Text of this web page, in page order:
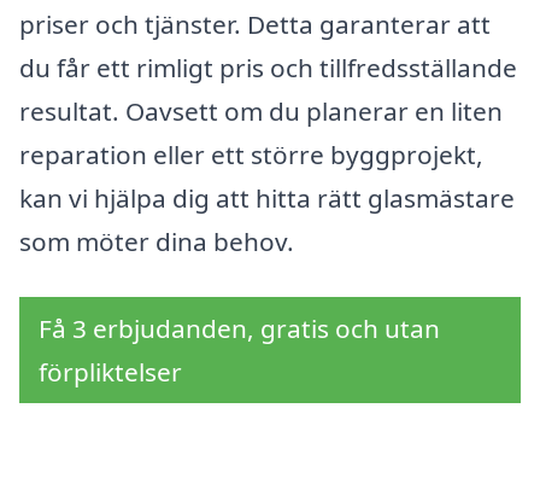
priser och tjänster. Detta garanterar att
du får ett rimligt pris och tillfredsställande
resultat. Oavsett om du planerar en liten
reparation eller ett större byggprojekt,
kan vi hjälpa dig att hitta rätt glasmästare
som möter dina behov.
Få 3 erbjudanden, gratis och utan
förpliktelser